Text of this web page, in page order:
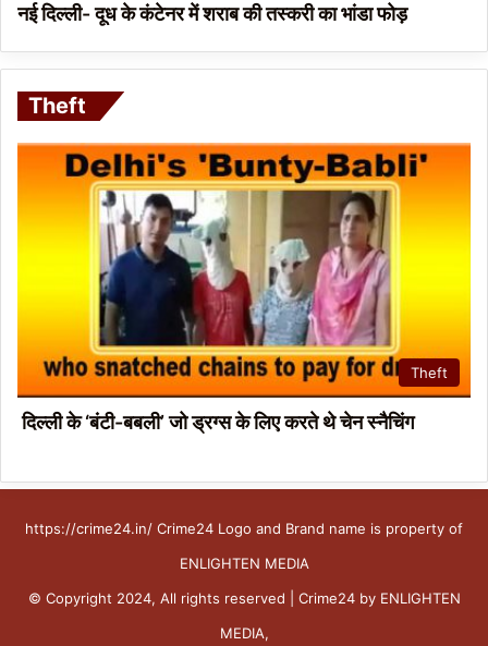
नई दिल्ली- दूध के कंटेनर में शराब की तस्करी का भांडा फोड़
Theft
Theft
दिल्ली के ‘बंटी-बबली’ जो ड्रग्स के लिए करते थे चेन स्नैचिंग
https://crime24.in/ Crime24 Logo and Brand name is property of
ENLIGHTEN MEDIA
© Copyright 2024, All rights reserved | Crime24 by ENLIGHTEN
MEDIA,